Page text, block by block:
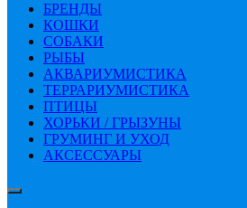
БРЕНДЫ
КОШКИ
СОБАКИ
РЫБЫ
АКВАРИУМИСТИКА
ТЕРРАРИУМИСТИКА
ПТИЦЫ
ХОРЬКИ / ГРЫЗУНЫ
ГРУМИНГ И УХОД
АКСЕССУАРЫ